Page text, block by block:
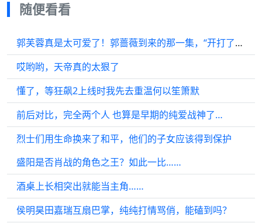
随便看看
郭芙蓉真是太可爱了！郭蔷薇到来的那一集，“开打了？”开打了！
哎哟哟，天帝真的太狠了
懂了，等狂飙2上线时我先去重温何以笙箫默
前后对比，完全两个人 也算是早期的纯爱战神了…
烈士们用生命换来了和平，他们的子女应该得到保护
盛阳是否肖战的角色之王？如此一比……
酒桌上长相突出就能当主角……
侯明昊田嘉瑞互扇巴掌，纯纯打情骂俏，能磕到吗？